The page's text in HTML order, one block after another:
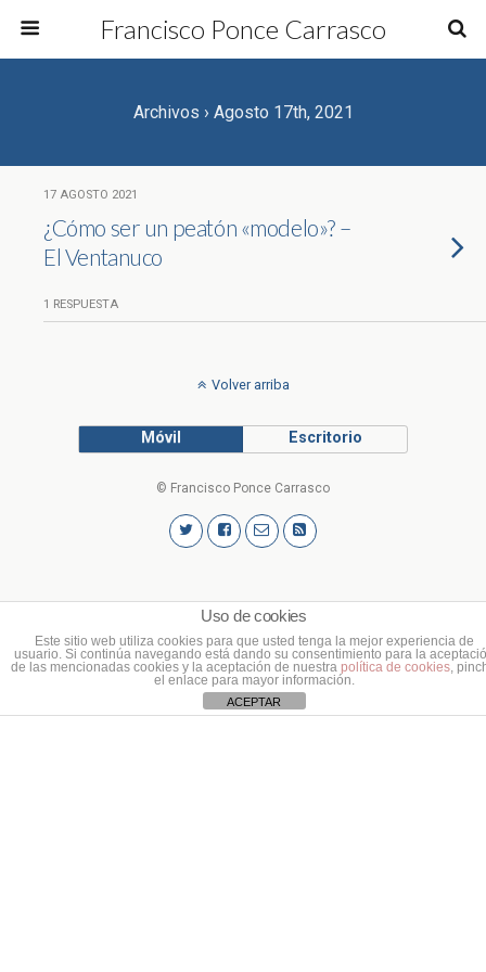
Francisco Ponce Carrasco
Archivos › Agosto 17th, 2021
17 AGOSTO 2021
¿Cómo ser un peatón «modelo»? –
El Ventanuco
1 RESPUESTA
Volver arriba
Móvil Escritorio
© Francisco Ponce Carrasco
Uso de cookies
Este sitio web utiliza cookies para que usted tenga la mejor experiencia de
usuario. Si continúa navegando está dando su consentimiento para la
de las mencionadas cookies y la aceptación de nuestra política de cookies,
el enlace para mayor información.
ACEPTAR